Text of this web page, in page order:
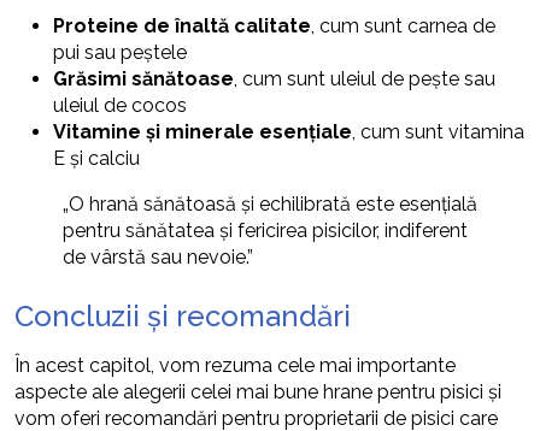
Proteine de înaltă calitate , cum sunt carnea de
pui sau peștele
Grăsimi sănătoase , cum sunt uleiul de pește sau
uleiul de cocos
Vitamine și minerale esențiale , cum sunt vitamina
E și calciu
„O hrană sănătoasă și echilibrată este esențială
pentru sănătatea și fericirea pisicilor, indiferent
de vârstă sau nevoie.”
Concluzii și recomandări
În acest capitol, vom rezuma cele mai importante
aspecte ale alegerii celei mai bune hrane pentru pisici și
vom oferi recomandări pentru proprietarii de pisici care